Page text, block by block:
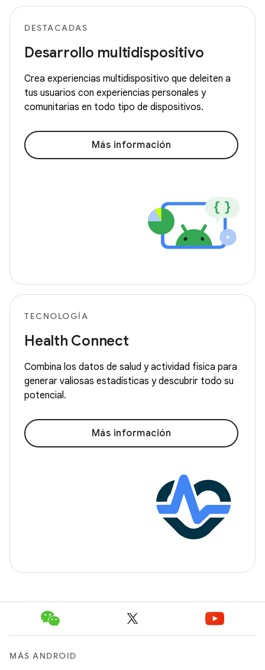
DESTACADAS
Desarrollo multidispositivo
Crea experiencias multidispositivo que deleiten a
tus usuarios con experiencias personales y
comunitarias en todo tipo de dispositivos.
Más información
TECNOLOGÍA
Health Connect
Combina los datos de salud y actividad física para
generar valiosas estadísticas y descubrir todo su
potencial.
Más información
MÁS ANDROID